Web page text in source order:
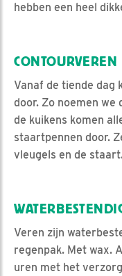
hebben een heel
CONTOURVEREN
Vanaf de tiende dag
door. Zo noemen
de kuikens komen
staartpennen door.
vleugels en de
Veren zijn
regenpak. Met wax.
uren met het